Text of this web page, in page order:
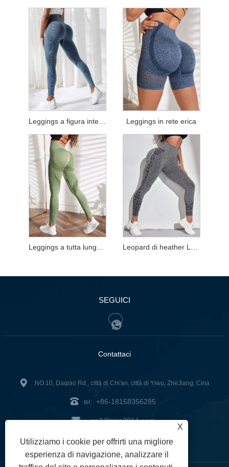
Leggings a figura intera in tessuto jacquard Leggings in rete erica
Leggings a tutta lunghezza in rete melange Leopard di heather Leopard Fulf Long Leggings
SEGUICI
Contattaci
:NO.10, Daqiao Rd., città di Chi'an, città di Yiwu, ZheJiang, Cina
tel: +86-18158356285
: zg2@zjzg2014.com
Fax: +86-579-89979099
X
Utilizziamo i cookie per offrirti una migliore
esperienza di navigazione, analizzare il